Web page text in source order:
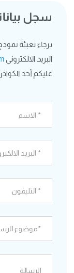
سجل
برجاء تعبئة
البريد الالكتروني
عليكم أحد